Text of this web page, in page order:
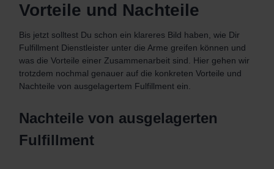
Vorteile und Nachteile
Bis jetzt solltest Du schon ein klareres Bild haben, wie Dir
Fulfillment Dienstleister unter die Arme greifen können und
was die Vorteile einer Zusammenarbeit sind. Hier gehen wir
trotzdem nochmal genauer auf die konkreten Vorteile und
Nachteile von ausgelagertem Fulfillment ein.
Nachteile von ausgelagerten
Fulfillment